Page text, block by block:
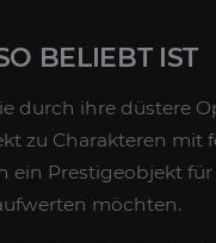
BELIEBT IST
durch ihre düstere
zu Charakteren mit
Prestigeobjekt für
möchten.